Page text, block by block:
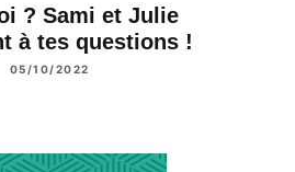
? Sami et Julie
à tes questions !
05/10/2022